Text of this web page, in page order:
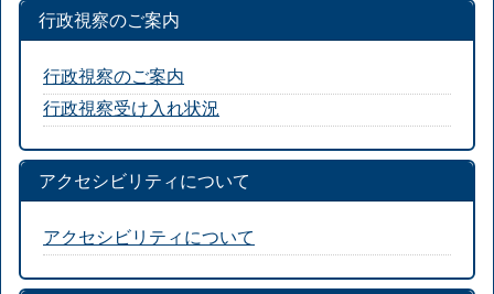
行政視察のご案内
行政視察のご案内
行政視察受け入れ状況
アクセシビリティについて
アクセシビリティについて